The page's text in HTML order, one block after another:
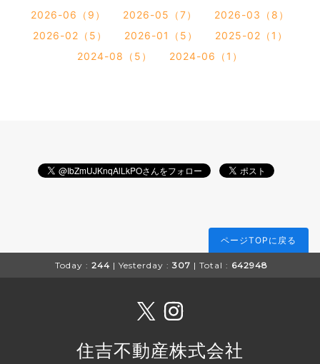
2026-06（9） 2026-05（7）
2026-03（8）
2026-02（5）
2026-01（5）
2025-02（1）
2024-08（5）
2024-06（1）
ページTOPに戻る
Today : 244 | Yesterday : 307 | Total : 642948
住吉不動産株式会社